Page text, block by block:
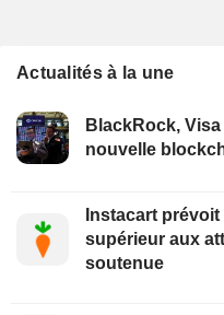
Actualités à la une
BlackRock,
nouvelle
Instacart
supérieur aux
soutenue